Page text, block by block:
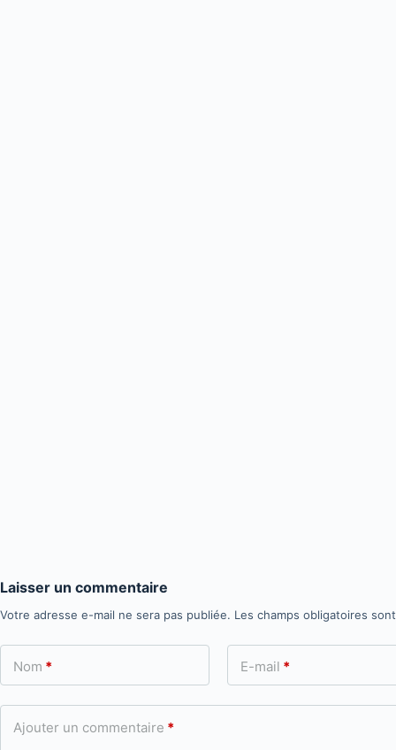
Laisser un commentaire
Votre adresse e-mail ne sera pas publiée. Les champs obligatoires
Nom * E-mail *
Ajouter un commentaire *